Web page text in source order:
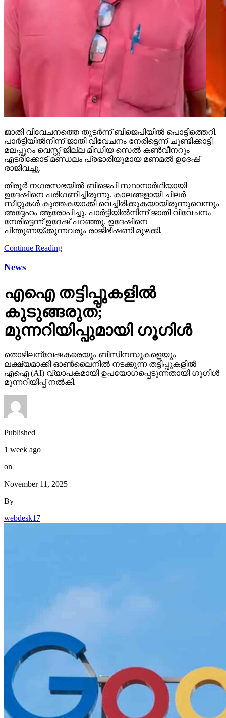
ജാതി വിവേചനത്തെ തുടര്‍ന്ന് ബിജെപിയില്‍ പൊട്ടിത്തെറി.
പാര്‍ട്ടിയില്‍നിന്ന് ജാതി വിവേചനം നേരിട്ടെന്ന് ചൂണ്ടിക്കാട്ടി
മലപ്പുറം വെസ്റ്റ് ജില്ല മീഡിയ സെല്‍ കണ്‍വീനറും
എടരിക്കോട് മണ്ഡലം പ്രഭാരിയുമായ മണമല്‍ ഉദേഷ്
രാജിവച്ചു.
തിരൂര്‍ നഗരസഭയില്‍ ബിജെപി സ്ഥാനാര്‍ഥിയായി
ഉദേഷിനെ പരിഗണിച്ചിരുന്നു. കാലങ്ങളായി ചിലര്‍
സീറ്റുകള്‍ കുത്തകയാക്കി വെച്ചിരിക്കുകയായിരുന്നുവെന്നും
അദ്ദേഹം ആരോപിച്ചു. പാര്‍ട്ടിയില്‍നിന്ന് ജാതി വിവേചനം
നേരിട്ടെന്ന് ഉദേഷ് പറഞ്ഞു. ഉദേഷിനെ
പിന്തുണയ്ക്കുന്നവരും രാജിഭീഷണി മുഴക്കി.
Continue Reading
News
എഐ തട്ടിപ്പുകളില്‍
കുടുങ്ങരുത്;
മുന്നറിയിപ്പുമായി ഗൂഗിള്‍
തൊഴിലന്വേഷകരെയും ബിസിനസുകളെയും
ലക്ഷ്യമാക്കി ഓണ്‍ലൈനില്‍ നടക്കുന്ന തട്ടിപ്പുകളില്‍
എഐ (AI) വ്യാപകമായി ഉപയോഗപ്പെടുന്നതായി ഗൂഗിള്‍
മുന്നറിയിപ്പ് നല്‍കി.
Published
1 week ago
on
November 11, 2025
By
webdesk17